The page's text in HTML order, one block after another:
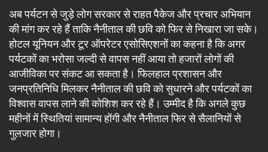
अब पर्यटन से जुड़े लोग सरकार से राहत पैकेज और प्रचार अभियान
की मांग कर रहे हैं ताकि नैनीताल की छवि को फिर से निखारा जा सके।
होटल यूनियन और टूर ऑपरेटर एसोसिएशनों का कहना है कि अगर
पर्यटकों का भरोसा जल्दी से वापस नहीं आया तो हजारों लोगों की
आजीविका पर संकट आ सकता है। फिलहाल प्रशासन और
जनप्रतिनिधि मिलकर नैनीताल की छवि को सुधारने और पर्यटकों का
विश्वास वापस लाने की कोशिश कर रहे हैं। उम्मीद है कि अगले कुछ
महीनों में स्थितियां सामान्य होंगी और नैनीताल फिर से सैलानियों से
गुलजार होगा।